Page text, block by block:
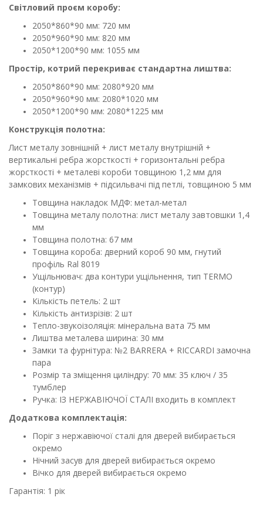
Світловий проєм коробу:
2050*860*90 мм: 720 мм
2050*960*90 мм: 820 мм
2050*1200*90 мм: 1055 мм
Простір, котрий перекриває стандартна лиштва:
2050*860*90 мм: 2080*920 мм
2050*960*90 мм: 2080*1020 мм
2050*1200*90 мм: 2080*1225 мм
Конструкція полотна:
Лист металу зовнішній + лист металу внутрішній +
вертикальні ребра жорсткості + горизонтальні ребра
жорсткості + металеві короби товщиною 1,2 мм для
замкових механізмів + підсильвачі під петлі, товщиною 5 мм
Товщина накладок МДФ: метал-метал
Товщина металу полотна: лист металу завтовшки 1,4
мм
Товщина полотна: 67 мм
Товщина короба: дверний короб 90 мм, гнутий
профіль Ral 8019
Ущільнювач: два контури ущільнення, тип TERMO
(контур)
Кількість петель: 2 шт
Кількість антизрізів: 2 шт
Тепло-звукоізоляція: мінеральна вата 75 мм
Лиштва металева ширина: 30 ​​мм
Замки та фурнітура: №2 BARRERA + RICCARDI замочна
пара
Розмір та зміщення циліндру: 70 мм: 35 ключ / 35
тумблер
Ручка: ІЗ НЕРЖАВІЮЧОЇ СТАЛІ входить в комплект
Додаткова комплектація:
Поріг з нержавіючої сталі для дверей вибирається
окремо
Нічний засув для дверей вибирається окремо
Вічко для дверей вибирається окремо
Гарантія: 1 рік